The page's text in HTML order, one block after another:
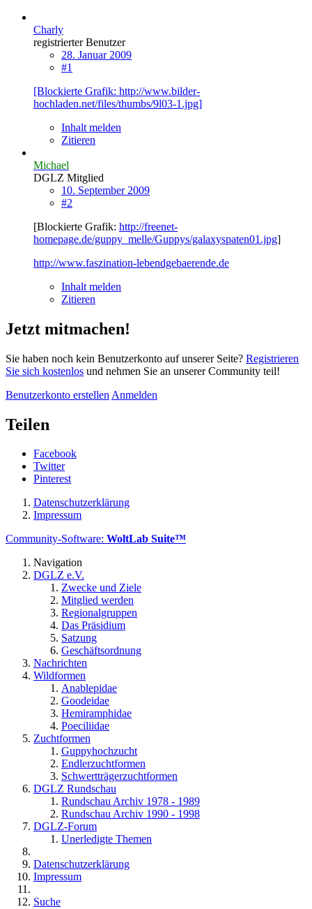
Charly
registrierter Benutzer
28. Januar 2009
#1
[Blockierte Grafik: http://www.bilder-
hochladen.net/files/thumbs/9l03-1.jpg]
Inhalt melden
Zitieren
Michael
DGLZ Mitglied
10. September 2009
#2
[Blockierte Grafik: http://freenet-
homepage.de/guppy_melle/Guppys/galaxyspaten01.jpg]
http://www.faszination-lebendgebaerende.de
Inhalt melden
Zitieren
Jetzt mitmachen!
Sie haben noch kein Benutzerkonto auf unserer Seite? Registrieren
Sie sich kostenlos und nehmen Sie an unserer Community teil!
Benutzerkonto erstellen Anmelden
Teilen
Facebook
Twitter
Pinterest
Datenschutzerklärung
Impressum
Community-Software: WoltLab Suite™
Navigation
DGLZ e.V.
Zwecke und Ziele
Mitglied werden
Regionalgruppen
Das Präsidium
Satzung
Geschäftsordnung
Nachrichten
Wildformen
Anablepidae
Goodeidae
Hemiramphidae
Poeciliidae
Zuchtformen
Guppyhochzucht
Endlerzuchtformen
Schwertträgerzuchtformen
DGLZ Rundschau
Rundschau Archiv 1978 - 1989
Rundschau Archiv 1990 - 1998
DGLZ-Forum
Unerledigte Themen
Datenschutzerklärung
Impressum
Suche